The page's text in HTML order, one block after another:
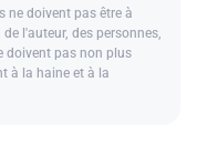
ne doivent pas être à
l'auteur, des personnes,
doivent pas non plus
à la haine et à la